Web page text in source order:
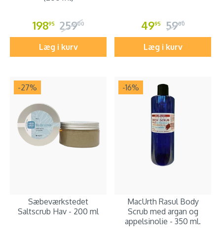
19895 25900
Læg i kurv
4995 5900
Læg i kurv
-27%
Sæbeværkstedet
Saltscrub Hav - 200 ml
-16%
MacUrth Rasul Body
Scrub med argan og
appelsinolie - 350 ml.